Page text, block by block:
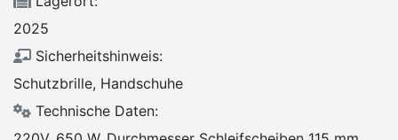
2025
Sicherheitshinweis:
Schutzbrille, Handschuhe
Technische Daten: